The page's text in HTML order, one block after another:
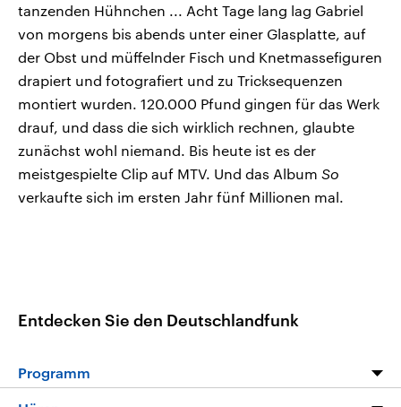
tanzenden Hühnchen ... Acht Tage lang lag Gabriel
von morgens bis abends unter einer Glasplatte, auf
der Obst und müffelnder Fisch und Knetmassefiguren
drapiert und fotografiert und zu Tricksequenzen
montiert wurden. 120.000 Pfund gingen für das Werk
drauf, und dass die sich wirklich rechnen, glaubte
zunächst wohl niemand. Bis heute ist es der
meistgespielte Clip auf MTV. Und das Album So
verkaufte sich im ersten Jahr fünf Millionen mal.
Entdecken Sie den Deutschlandfunk
Programm